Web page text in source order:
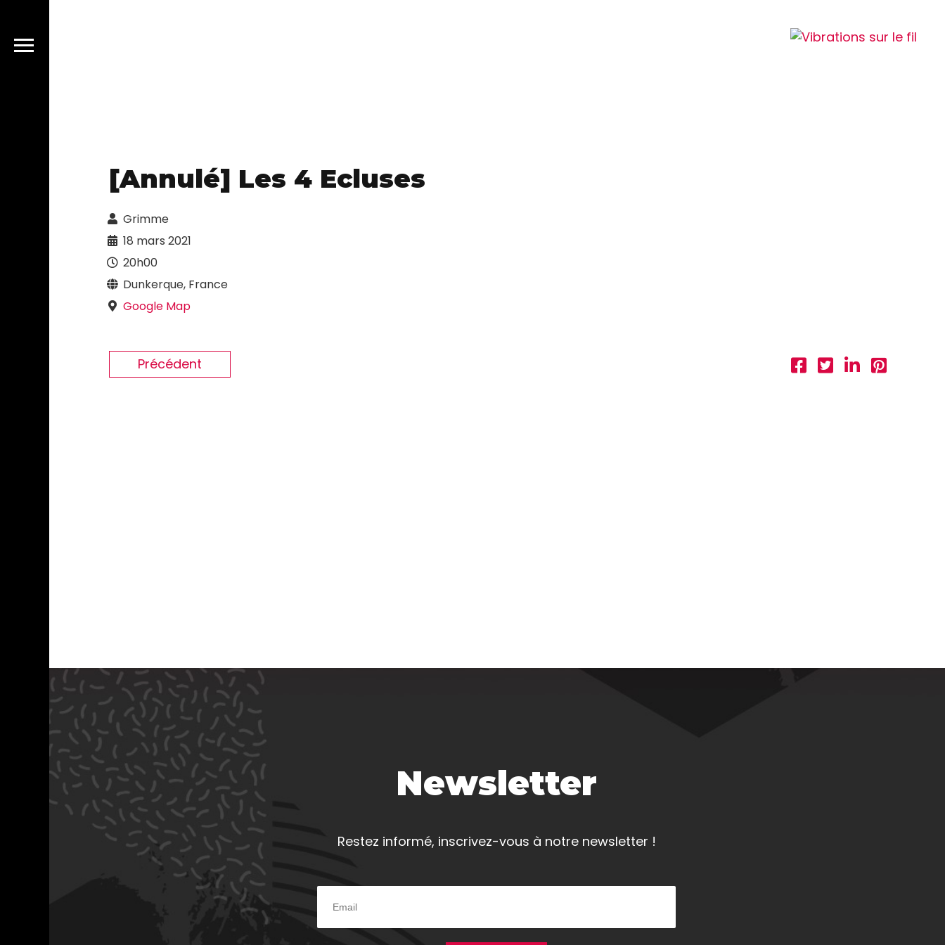
[Annulé] Les 4 Ecluses
Grimme
18 mars 2021
20h00
Dunkerque, France
Google Map
Précédent
Newsletter
Restez informé, inscrivez-vous à notre newsletter !